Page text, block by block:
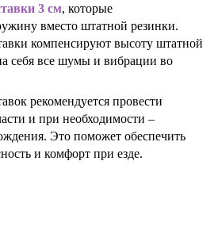
3 см, которые
вместо штатной резинки.
компенсируют высоту штатной
себя все шумы и вибрации во
рекомендуется провести
и при необходимости –
Это поможет обеспечить
и комфорт при езде.